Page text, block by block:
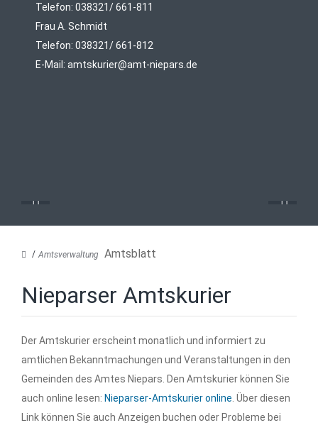
Telefon: 038321/ 661-811
Frau A. Schmidt
Telefon: 038321/ 661-812
E-Mail: amtskurier@amt-niepars.de
Amtsverwaltung Amtsblatt
Nieparser Amtskurier
Der Amtskurier erscheint monatlich und informiert zu
amtlichen Bekanntmachungen und Veranstaltungen in den
Gemeinden des Amtes Niepars. Den Amtskurier können Sie
auch online lesen: Nieparser-Amtskurier online . Über diesen
Link können Sie auch Anzeigen buchen oder Probleme bei